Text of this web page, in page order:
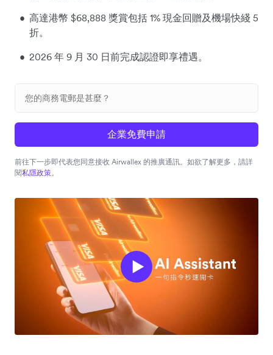
高達港幣 $68,888 獎賞包括 1% 現金回贈及機場快綫 5
折。
2026 年 9 月 30 日前完成認證即享禮遇。
企業免費申請
前往下一步即代表您同意接收 Airwallex 的推廣通訊。如欲了解更多，請詳
閱私隱政策。